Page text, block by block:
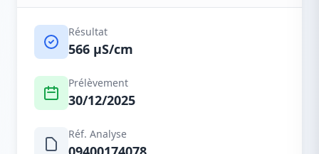
Résultat
566 µS/cm
Prélèvement
30/12/2025
Réf. Analyse